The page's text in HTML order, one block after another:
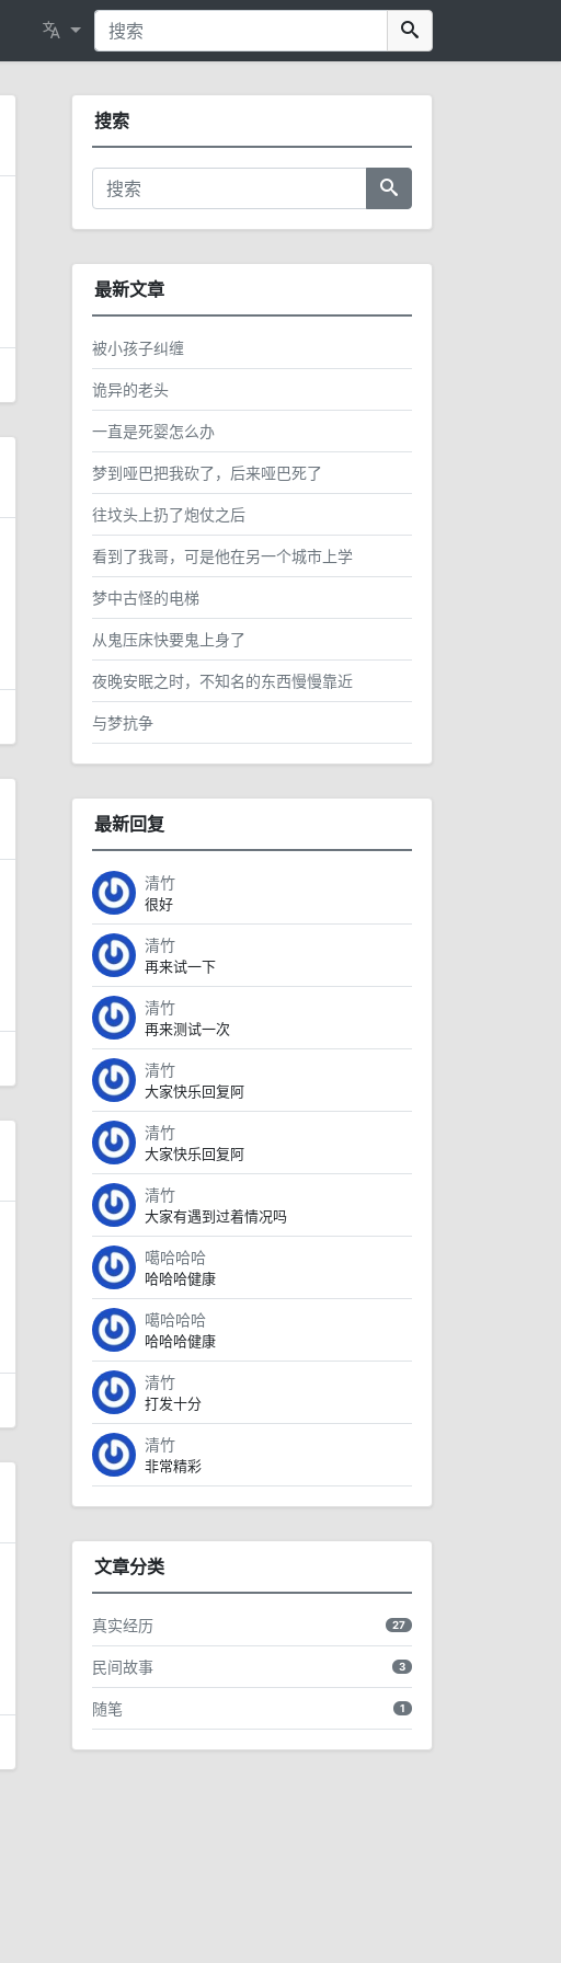
搜索
最新文章
被小孩子纠缠
诡异的老头
一直是死婴怎么办
梦到哑巴把我砍了，后来哑巴死了
往坟头上扔了炮仗之后
看到了我哥，可是他在另一个城市上学
梦中古怪的电梯
从鬼压床快要鬼上身了
夜晚安眠之时，不知名的东西慢慢靠近
与梦抗争
最新回复
清竹
很好
清竹
再来试一下
清竹
再来测试一次
清竹
大家快乐回复阿
清竹
大家快乐回复阿
清竹
大家有遇到过着情况吗
噶哈哈哈
哈哈哈健康
噶哈哈哈
哈哈哈健康
清竹
打发十分
清竹
非常精彩
文章分类
真实经历27 篇文章 27
民间故事3 篇文章 3
随笔 1